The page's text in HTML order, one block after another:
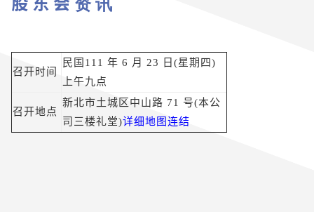
召开时间
民国 111 年 6 月 23 日 (星期四)
上午九点
召开地点
新北市土城区中山路 71 号(本公
司三楼礼堂)详细地图连结